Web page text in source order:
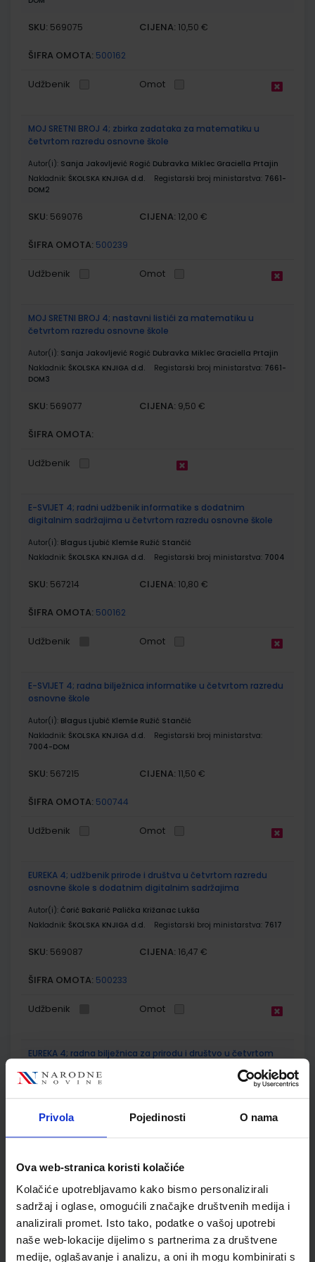
Privola Pojedinosti O nama
Ova web-stranica koristi kolačiće
Kolačiće upotrebljavamo kako bismo personalizirali
sadržaj i oglase, omogućili značajke društvenih medija i
analizirali promet. Isto tako, podatke o vašoj upotrebi
naše web-lokacije dijelimo s partnerima za društvene
medije, oglašavanje i analizu, a oni ih mogu kombinirati s
SKU: 569075 CIJENA: 10,50 €
ŠIFRA OMOTA: 500162
Udžbenik Omot
MOJ SRETNI BROJ 4; zbirka zadataka za matematiku u
četvrtom razredu osnovne škole
Autor(i): Sanja Jakovljević Rogić Dubravka Miklec Graciella Prtajin
Nakladnik: ŠKOLSKA KNJIGA d.d. Registarski broj ministarstva: 7661-
DOM2
SKU: 569076 CIJENA: 12,00 €
ŠIFRA OMOTA: 500239
Udžbenik Omot
MOJ SRETNI BROJ 4; nastavni listići za matematiku u
četvrtom razredu osnovne škole
Autor(i): Sanja Jakovljević Rogić Dubravka Miklec Graciella Prtajin
Nakladnik: ŠKOLSKA KNJIGA d.d. Registarski broj ministarstva: 7661-
DOM3
SKU: 569077 CIJENA: 9,50 €
ŠIFRA OMOTA:
Udžbenik
E-SVIJET 4; radni udžbenik informatike s dodatnim
digitalnim sadržajima u četvrtom razredu osnovne škole
Autor(i): Blagus Ljubić Klemše Ružić Stančić
Nakladnik: ŠKOLSKA KNJIGA d.d. Registarski broj ministarstva: 7004
SKU: 567214 CIJENA: 10,80 €
ŠIFRA OMOTA: 500162
Udžbenik Omot
E-SVIJET 4; radna bilježnica informatike u četvrtom razredu
osnovne škole
Autor(i): Blagus Ljubić Klemše Ružić Stančić
Nakladnik: ŠKOLSKA KNJIGA d.d.
Registarski broj ministarstva:
7004-DOM
SKU: 567215 CIJENA: 11,50 €
ŠIFRA OMOTA: 500744
Udžbenik Omot
EUREKA 4; udžbenik prirode i društva u četvrtom razredu
osnovne škole s dodatnim digitalnim sadržajima
Autor(i): Ćorić Bakarić Palička Križanac Lukša
Nakladnik: ŠKOLSKA KNJIGA d.d. Registarski broj ministarstva: 7617
SKU: 569087 CIJENA: 16,47 €
ŠIFRA OMOTA: 500233
Udžbenik Omot
EUREKA 4; radna bilježnica za prirodu i društvo u četvrtom
DOM
SKU:569088
ŠIFRA OMOTA: 500233
Udžbenik
ISTRAŽUJEMO NAŠ SVIJET 4; udžbenik prirode i društva u
četvrtom razredu OŠ